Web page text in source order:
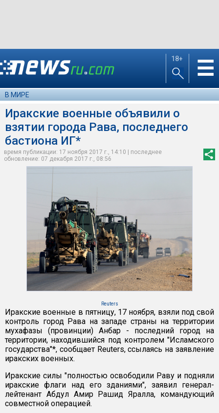
18+ ☰
В МИРЕ
Иракские военные объявили о
взятии города Рава, последнего
бастиона ИГ*
время публикации: 17 ноября 2017 г., 14:10 | последнее
обновление: 07 декабря 2017 г., 08:56
Reuters
Иракские военные в пятницу, 17 ноября, взяли под свой
контроль город Рава на западе страны на территории
мухафазы (провинции) Анбар - последний город на
территории, находившийся под контролем "Исламского
государства"*, сообщает Reuters, ссылаясь на заявление
иракских военных.
Иракские силы "полностью освободили Раву и подняли
иракские флаги над его зданиями", заявил генерал-
лейтенант Абдул Амир Рашид Яралла, командующий
совместной операцией.